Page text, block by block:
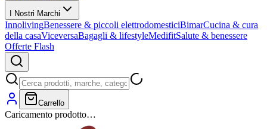
I Nostri Marchi
InnolivingBenessere & piccoli elettrodomesticiBimarCucina & cura
della casaViceversaBagagli & lifestyleMedifitSalute & benessere
Offerte Flash
Carrello
Caricamento prodotto…